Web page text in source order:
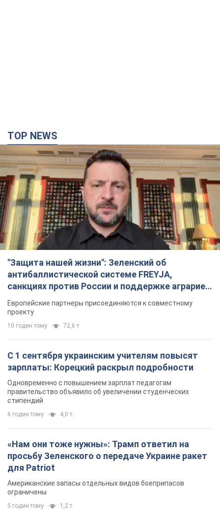
"Защита нашей жизни": Зеленский об
антибаллистической системе FREYJA,
санкциях против России и поддержке аграриев.
Видео
Европейские партнеры присоединяются к совместному
проекту
10 годин тому 72,6 т.
С 1 сентября украинским учителям повысят
зарплаты: Корецкий раскрыл подробности
Одновременно с повышением зарплат педагогам
правительство объявило об увеличении студенческих
стипендий
6 годин тому
просьбу Зеленского о передаче Украине ракет
для Patriot
Американские запасы отдельных видов боеприпасов
ограничены